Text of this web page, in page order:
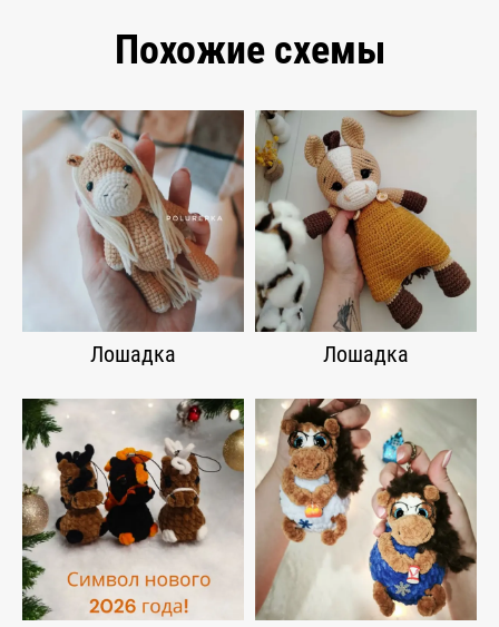
Похожие схемы
Лошадка Лошадка